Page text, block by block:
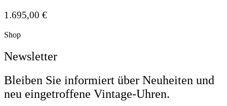
1.695,00 €
Shop
Newsletter
Bleiben Sie informiert über Neuheiten und
neu eingetroffene Vintage-Uhren.